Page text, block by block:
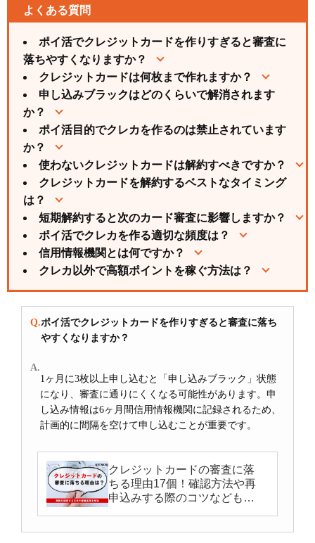
よくある質問
ポイ活でクレジットカードを作りすぎると審査に
落ちやすくなりますか？
クレジットカードは何枚まで作れますか？
申し込みブラックはどのくらいで解消されます
か？
ポイ活目的でクレカを作るのは禁止されています
か？
使わないクレジットカードは解約すべきですか？
クレジットカードを解約するベストなタイミング
は？
短期解約すると次のカード審査に影響しますか？
ポイ活でクレカを作る適切な頻度は？
信用情報機関とは何ですか？
クレカ以外で高額ポイントを稼ぐ方法は？
ポイ活でクレジットカードを作りすぎると審査に落ち
やすくなりますか？
1ヶ月に3枚以上申し込むと「申し込みブラック」状態
になり、審査に通りにくくなる可能性があります。申
し込み情報は6ヶ月間信用情報機関に記録されるため、
計画的に間隔を空けて申し込むことが重要です。
クレジットカードの審査に落
ちる理由17個！確認方法や再
申込みする際のコツなども解